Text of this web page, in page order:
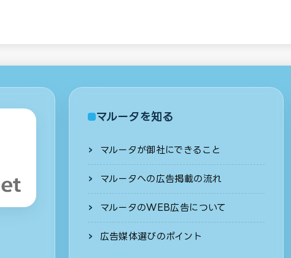
マルータを知る
マルータが御社にできること
マルータへの広告掲載の流れ
マルータのWEB広告について
広告媒体選びのポイント